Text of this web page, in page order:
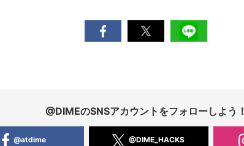
@DIMEのSNSアカウントをフォローしよう！
@atdime @DIME_HACKS